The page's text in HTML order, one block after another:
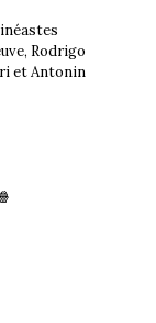
Rodrigo
et Antonin